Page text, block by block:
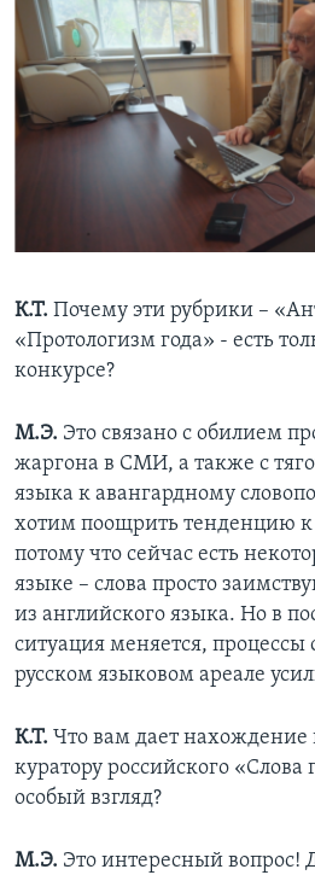
К.Т. Почему эти рубрики –
«Протологизм года» - есть
конкурсе?
М.Э. Это связано с обилием
жаргона в СМИ, а также с
языка к авангардному
хотим поощрить тенденцию к
потому что сейчас есть
языке – слова просто
из английского языка. Но в
ситуация меняется, процессы
русском языковом ареале
К.Т. Что вам дает
куратору российского «Слова
особый взгляд?
М.Э. Это интересный вопрос!